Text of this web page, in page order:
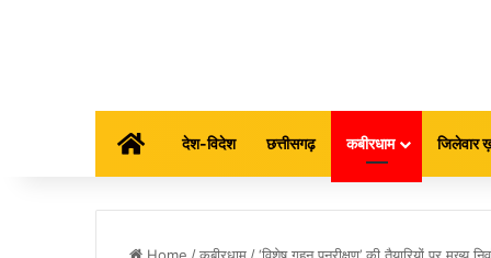
होम देश-विदेश छत्तीसगढ़ कबीरधाम जिलेवार